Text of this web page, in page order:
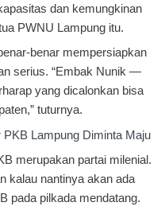
dan kemungkinan
PWNU Lampung itu.
benar mempersiapkan
serius. “Embak Nunik —
yang dicalonkan bisa
tuturnya.
Lampung Diminta Maju
merupakan partai milenial.
kalau nantinya akan ada
pada pilkada mendatang.